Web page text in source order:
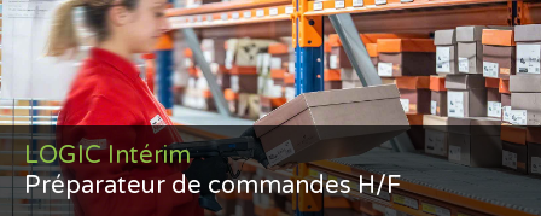
LOGIC Intérim
Préparateur de commandes H/F